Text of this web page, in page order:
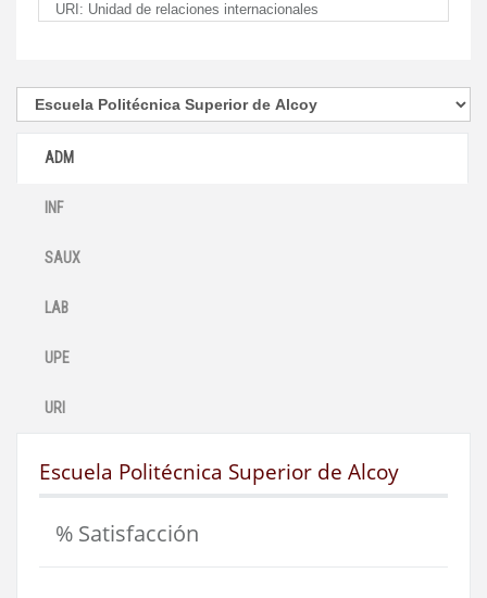
URI: Unidad de relaciones internacionales
ADM
INF
SAUX
LAB
UPE
URI
Escuela Politécnica Superior de Alcoy
% Satisfacción